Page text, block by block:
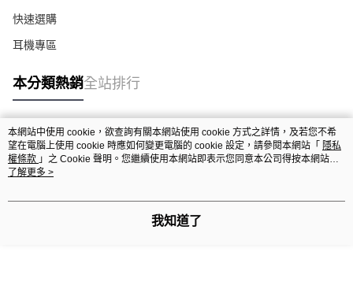
快速選購
耳機專區
本分類熱銷全站排行
熱門標籤
本網站中使用 cookie，欲查詢有關本網站使用 cookie 方式之詳情，及若您不希
望在電腦上使用 cookie 時應如何變更電腦的 cookie 設定，請參閱本網站「 隱私
權條款 」之 Cookie 聲明。您繼續使用本網站即表示您同意本公司得按本網站使
用條款之 Cookie 聲明使用 cookie。
了解更多 >
我知道了